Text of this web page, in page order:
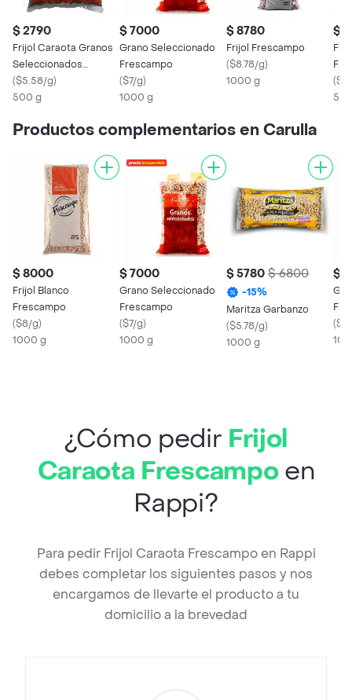
$ 2790
Frijol Caraota Granos
Seleccionados
Frescampo
($5.58/g)
500 g
$ 7000
Grano Seleccionado
Frescampo
($7/g)
1000 g
$ 8780
Frijol Frescampo
($8.78/g)
1000 g
$
(
Productos complementarios en Carulla
$ 8000
Frijol Blanco
Frescampo
($8/g)
1000 g
$ 7000
Grano Seleccionado
Frescampo
($7/g)
1000 g
$ 5780 $ 6800
-15%
Maritza Garbanzo
($5.78/g)
1000 g
$
(
¿Cómo pedir Frijol
Caraota Frescampoen
Rappi?
Para pedir Frijol Caraota Frescampo en Rappi
debes completar los siguientes pasos y nos
encargamos de llevarte el producto a tu
domicilio a la brevedad